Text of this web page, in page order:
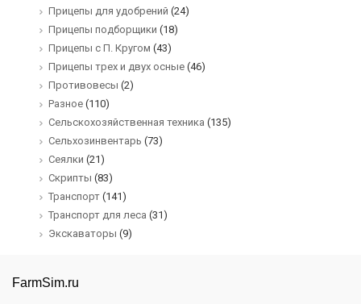
Прицепы для удобрений (24)
Прицепы подборщики (18)
Прицепы с П. Кругом (43)
Прицепы трех и двух осные (46)
Противовесы (2)
Разное (110)
Сельскохозяйственная техника (135)
Сельхозинвентарь (73)
Сеялки (21)
Скрипты (83)
Транспорт (141)
Транспорт для леса (31)
Экскаваторы (9)
FarmSim.ru